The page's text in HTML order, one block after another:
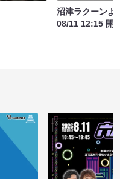
沼津ラクーンよ
08/11 12:15 開